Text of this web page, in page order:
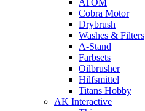
ATOM
Cobra Motor
Drybrush
Washes & Filters
A-Stand
Farbsets
Oilbrusher
Hilfsmittel
Titans Hobby
AK Interactive